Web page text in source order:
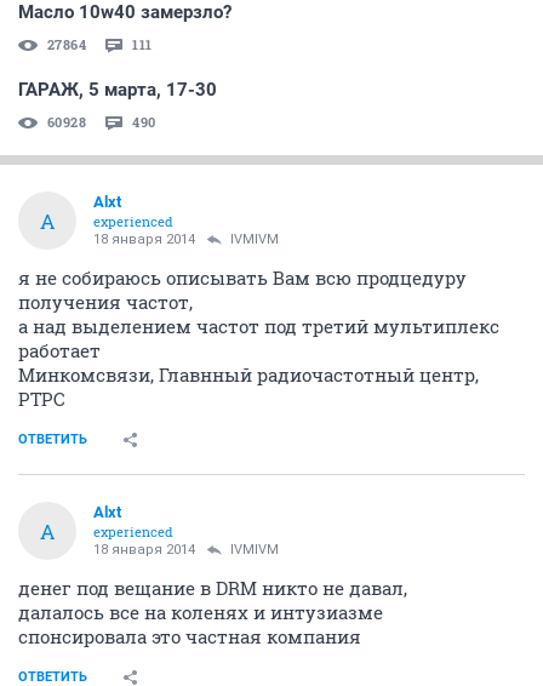
Масло 10w40 замерзло?
27864 111
ГАРАЖ, 5 марта, 17-30
60928 490
A
Alxt
experienced
18 января 2014 IVMIVM
я не собираюсь описывать Вам всю продцедуру
получения частот,
a над выделением частот под третий мультиплекс
работает
Минкомсвязи, Главнный радиочастотный центр,
РТРС
ОТВЕТИТЬ
A
Alxt
experienced
18 января 2014 IVMIVM
денег под вещание в DRM никто не давал,
далалось все на коленях и интузиазме
спонсировала это частная компания
ОТВЕТИТЬ